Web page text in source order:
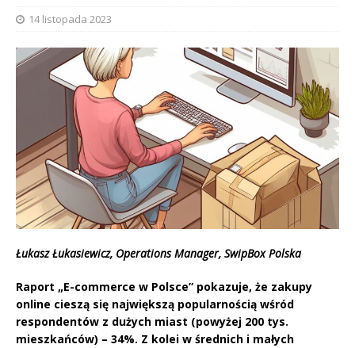
14 listopada 2023
Łukasz Łukasiewicz, Operations Manager, SwipBox Polska
Raport „E-commerce w Polsce” pokazuje, że zakupy
online cieszą się największą popularnością wśród
respondentów z dużych miast (powyżej 200 tys.
mieszkańców) – 34%. Z kolei w średnich i małych